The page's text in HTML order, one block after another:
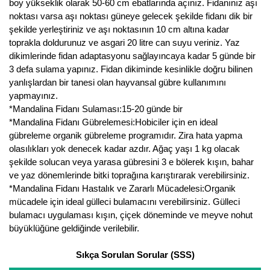
boy yükseklik olarak 50-60 cm ebatlarında açınız. Fidanınız aşı
noktası varsa aşı noktası güneye gelecek şekilde fidanı dik bir
şekilde yerleştiriniz ve aşı noktasının 10 cm altına kadar
toprakla doldurunuz ve asgari 20 litre can suyu veriniz. Yaz
dikimlerinde fidan adaptasyonu sağlayıncaya kadar 5 günde bir
3 defa sulama yapınız. Fidan dikiminde kesinlikle doğru bilinen
yanlışlardan bir tanesi olan hayvansal gübre kullanımını
yapmayınız.
*Mandalina Fidanı Sulaması:15-20 günde bir
*Mandalina Fidanı Gübrelemesi:Hobiciler için en ideal
gübreleme organik gübreleme programıdır. Zira hata yapma
olasılıkları yok denecek kadar azdır. Ağaç yaşı 1 kg olacak
şekilde solucan veya yarasa gübresini 3 e bölerek kışın, bahar
ve yaz dönemlerinde bitki toprağına karıştırarak verebilirsiniz.
*Mandalina Fidanı Hastalık ve Zararlı Mücadelesi:Organik
mücadele için ideal gülleci bulamacını verebilirsiniz. Gülleci
bulamacı uygulaması kışın, çiçek döneminde ve meyve nohut
büyüklüğüne geldiğinde verilebilir.
Sıkça Sorulan Sorular (SSS)